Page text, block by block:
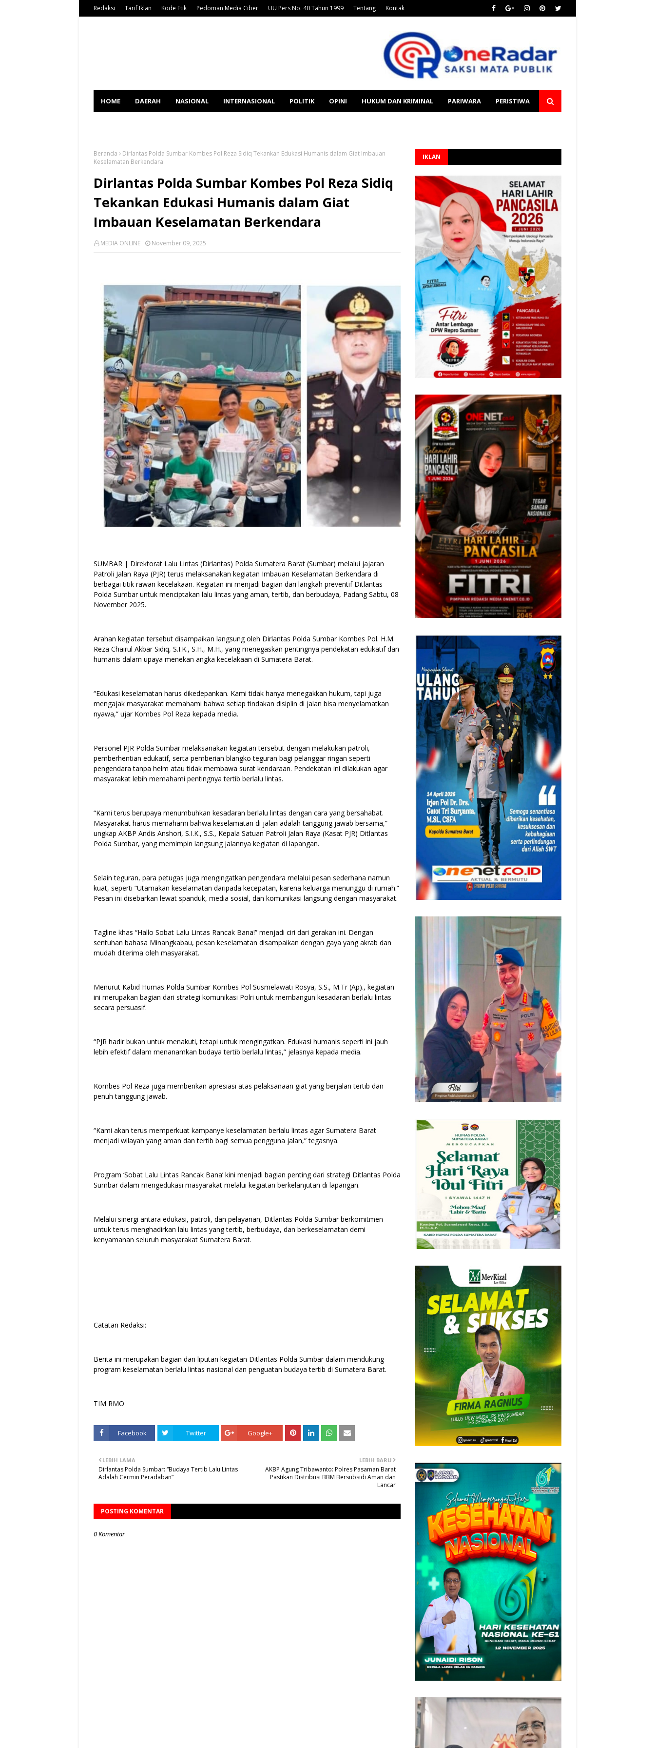
Redaksi Tarif Iklan Kode Etik Pedoman Media Ciber UU Pers No. 40 Tahun 1999 Tentang Kontak
HOME DAERAH NASIONAL INTERNASIONAL POLITIK OPINI HUKUM DAN KRIMINAL PARIWARA PERISTIWA
Beranda
Dirlantas Polda Sumbar Kombes Pol Reza Sidiq Tekankan Edukasi Humanis dalam Giat Imbauan
Keselamatan Berkendara
Dirlantas Polda Sumbar Kombes Pol Reza Sidiq
Tekankan Edukasi Humanis dalam Giat
Imbauan Keselamatan Berkendara
MEDIA ONLINE November 09, 2025
SUMBAR | Direktorat Lalu Lintas (Dirlantas) Polda Sumatera Barat (Sumbar) melalui jajaran
Patroli Jalan Raya (PJR) terus melaksanakan kegiatan Imbauan Keselamatan Berkendara di
berbagai titik rawan kecelakaan. Kegiatan ini menjadi bagian dari langkah preventif Ditlantas
Polda Sumbar untuk menciptakan lalu lintas yang aman, tertib, dan berbudaya, Padang Sabtu, 08
November 2025.
Arahan kegiatan tersebut disampaikan langsung oleh Dirlantas Polda Sumbar Kombes Pol. H.M.
Reza Chairul Akbar Sidiq, S.I.K., S.H., M.H., yang menegaskan pentingnya pendekatan edukatif dan
humanis dalam upaya menekan angka kecelakaan di Sumatera Barat.
“Edukasi keselamatan harus dikedepankan. Kami tidak hanya menegakkan hukum, tapi juga
mengajak masyarakat memahami bahwa setiap tindakan disiplin di jalan bisa menyelamatkan
nyawa,” ujar Kombes Pol Reza kepada media.
Personel PJR Polda Sumbar melaksanakan kegiatan tersebut dengan melakukan patroli,
pemberhentian edukatif, serta pemberian blangko teguran bagi pelanggar ringan seperti
pengendara tanpa helm atau tidak membawa surat kendaraan. Pendekatan ini dilakukan agar
masyarakat lebih memahami pentingnya tertib berlalu lintas.
“Kami terus berupaya menumbuhkan kesadaran berlalu lintas dengan cara yang bersahabat.
Masyarakat harus memahami bahwa keselamatan di jalan adalah tanggung jawab bersama,”
ungkap AKBP Andis Anshori, S.I.K., S.S., Kepala Satuan Patroli Jalan Raya (Kasat PJR) Ditlantas
Polda Sumbar, yang memimpin langsung jalannya kegiatan di lapangan.
Selain teguran, para petugas juga mengingatkan pengendara melalui pesan sederhana namun
kuat, seperti “Utamakan keselamatan daripada kecepatan, karena keluarga menunggu di rumah.”
Pesan ini disebarkan lewat spanduk, media sosial, dan komunikasi langsung dengan masyarakat.
Tagline khas “Hallo Sobat Lalu Lintas Rancak Bana!” menjadi ciri dari gerakan ini. Dengan
sentuhan bahasa Minangkabau, pesan keselamatan disampaikan dengan gaya yang akrab dan
mudah diterima oleh masyarakat.
Menurut Kabid Humas Polda Sumbar Kombes Pol Susmelawati Rosya, S.S., M.Tr (Ap)., kegiatan
ini merupakan bagian dari strategi komunikasi Polri untuk membangun kesadaran berlalu lintas
secara persuasif.
“PJR hadir bukan untuk menakuti, tetapi untuk mengingatkan. Edukasi humanis seperti ini jauh
lebih efektif dalam menanamkan budaya tertib berlalu lintas,” jelasnya kepada media.
Kombes Pol Reza juga memberikan apresiasi atas pelaksanaan giat yang berjalan tertib dan
penuh tanggung jawab.
“Kami akan terus memperkuat kampanye keselamatan berlalu lintas agar Sumatera Barat
menjadi wilayah yang aman dan tertib bagi semua pengguna jalan,” tegasnya.
Program ‘Sobat Lalu Lintas Rancak Bana’ kini menjadi bagian penting dari strategi Ditlantas Polda
Sumbar dalam mengedukasi masyarakat melalui kegiatan berkelanjutan di lapangan.
Melalui sinergi antara edukasi, patroli, dan pelayanan, Ditlantas Polda Sumbar berkomitmen
untuk terus menghadirkan lalu lintas yang tertib, berbudaya, dan berkeselamatan demi
kenyamanan seluruh masyarakat Sumatera Barat.
Catatan Redaksi:
Berita ini merupakan bagian dari liputan kegiatan Ditlantas Polda Sumbar dalam mendukung
program keselamatan berlalu lintas nasional dan penguatan budaya tertib di Sumatera Barat.
TIM RMO
Facebook Twitter Google+
LEBIH BARU
AKBP Agung Tribawanto: Polres Pasaman Barat
Pastikan Distribusi BBM Bersubsidi Aman dan
Lancar
LEBIH LAMA
Dirlantas Polda Sumbar: “Budaya Tertib Lalu Lintas
Adalah Cermin Peradaban”
POSTING KOMENTAR
0 Komentar
IKLAN